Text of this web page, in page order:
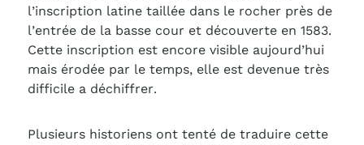
l’inscription latine taillée dans le rocher près de
l’entrée de la basse cour et découverte en 1583.
Cette inscription est encore visible aujourd’hui
mais érodée par le temps, elle est devenue très
difficile a déchiffrer.
Plusieurs historiens ont tenté de traduire cette